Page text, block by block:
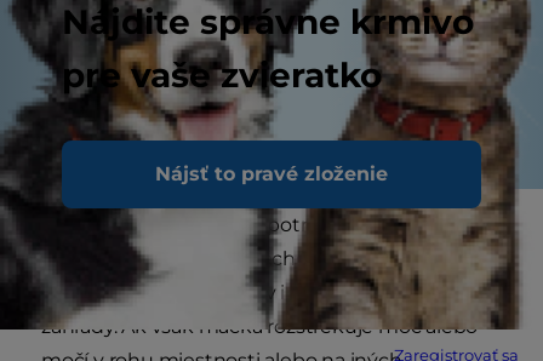
Nájdite správne krmivo
pre vaše zvieratko
Nájsť to pravé zloženie
Zaregistrovať sa
Väčšina mačiek si veľmi potrpí na svoje návyky
spojené s používaním záchodu a dôsledne
používa mačací záchod v interiéri alebo chodí do
záhrady. Ak však mačka rozstrekuje moč alebo